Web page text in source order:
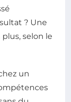
? Une
selon le
un